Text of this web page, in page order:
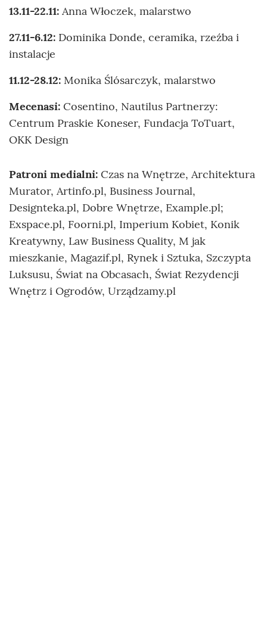
13.11-22.11: Anna Włoczek, malarstwo
27.11-6.12: Dominika Donde, ceramika, rzeźba i
instalacje
11.12-28.12: Monika Ślósarczyk, malarstwo
Mecenasi: Cosentino, Nautilus Partnerzy:
Centrum Praskie Koneser, Fundacja ToTuart,
OKK Design
Patroni medialni: Czas na Wnętrze, Architektura
Murator, Artinfo.pl, Business Journal,
Designteka.pl, Dobre Wnętrze, Example.pl;
Exspace.pl, Foorni.pl, Imperium Kobiet, Konik
Kreatywny, Law Business Quality, M jak
mieszkanie, Magazif.pl, Rynek i Sztuka, Szczypta
Luksusu, Świat na Obcasach, Świat Rezydencji
Wnętrz i Ogrodów, Urządzamy.pl